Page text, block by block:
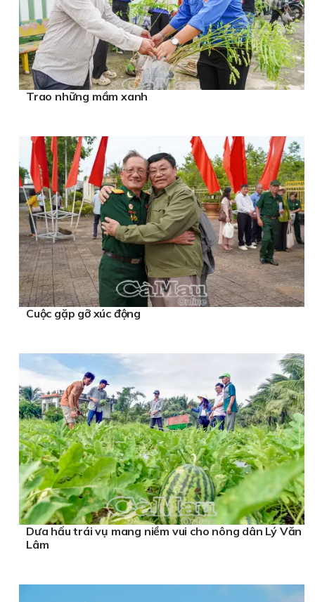
Trao những mầm xanh
Cuộc gặp gỡ xúc động
Dưa hấu trái vụ mang niềm vui cho nông dân Lý Văn
Lâm